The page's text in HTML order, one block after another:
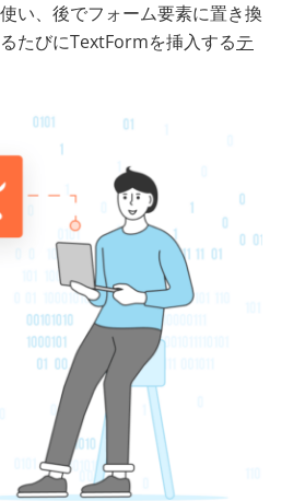
い、後でフォーム要素に置き換
たびにTextFormを挿入するテ